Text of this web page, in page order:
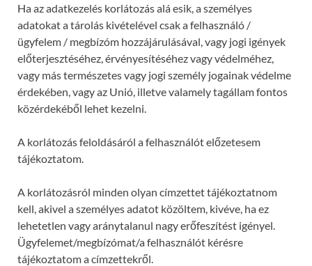
Ha az adatkezelés korlátozás alá esik, a személyes
adatokat a tárolás kivételével csak a felhasználó /
ügyfelem / megbízóm hozzájárulásával, vagy jogi igények
előterjesztéséhez, érvényesítéséhez vagy védelméhez,
vagy más természetes vagy jogi személy jogainak védelme
érdekében, vagy az Unió, illetve valamely tagállam fontos
közérdekéből lehet kezelni.
A korlátozás feloldásáról a felhasználót előzetesem
tájékoztatom.
A korlátozásról minden olyan címzettet tájékoztatnom
kell, akivel a személyes adatot közöltem, kivéve, ha ez
lehetetlen vagy aránytalanul nagy erőfeszítést igényel.
Ügyfelemet/megbízómat/a felhasználót kérésre
tájékoztatom a címzettekről.